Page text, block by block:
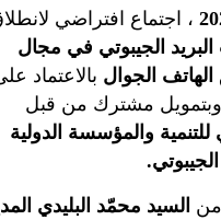
، اجتماع افتراضي لانطلاق
الجيبوتي في مجال
الجوالبالاعتماد على
مشترك من قبل
والمؤسسة الدولية
السيد محمّد البليدي المدير